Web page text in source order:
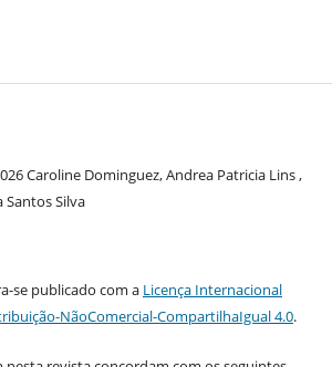
Caroline Dominguez, Andrea Patricia Lins ,
Santos Silva
se publicado com a Licença Internacional
NãoComercial-CompartilhaIgual 4.0.